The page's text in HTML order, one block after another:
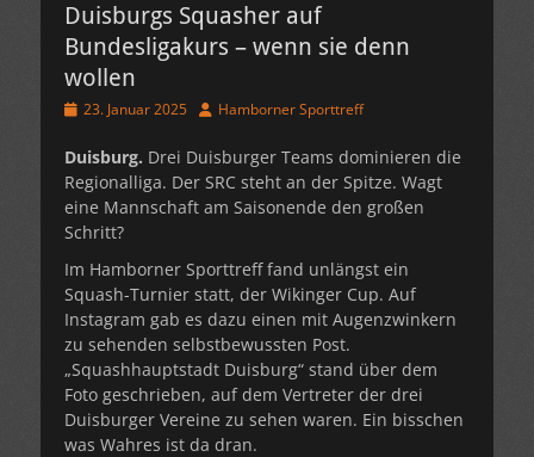
Duisburgs Squasher auf
Bundesligakurs – wenn sie denn
wollen
Veröffentlicht
23. Januar 2025 AutorHamborner Sporttreff
Duisburg. Drei Duisburger Teams dominieren die
Regionalliga. Der SRC steht an der Spitze. Wagt
eine Mannschaft am Saisonende den großen
Schritt?
Im Hamborner Sporttreff fand unlängst ein
Squash-Turnier statt, der Wikinger Cup. Auf
Instagram gab es dazu einen mit Augenzwinkern
zu sehenden selbstbewussten Post.
„Squashhauptstadt Duisburg“ stand über dem
Foto geschrieben, auf dem Vertreter der drei
Duisburger Vereine zu sehen waren. Ein bisschen
was Wahres ist da dran.